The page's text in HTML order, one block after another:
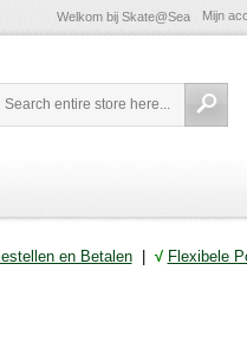
Welkom bij Skate@Sea Mijn
en Betalen| √ Flexibele